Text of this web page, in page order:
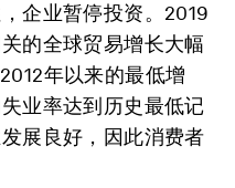
企业暂停投资。2019
的全球贸易增长大幅
年以来的最低增
业率达到历史最低记
展良好，因此消费者